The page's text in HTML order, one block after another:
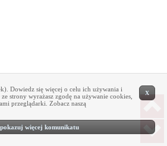
X
Dowiedz się więcej o celu ich używania i
strony wyrażasz zgodę na używanie cookies,
przeglądarki. Zobacz naszą
więcej komunikatu